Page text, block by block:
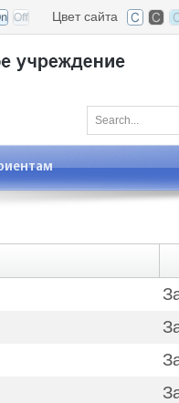
Цвет сайта